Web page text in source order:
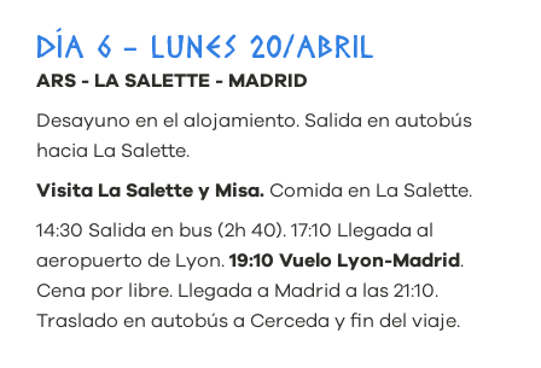
DÍA 6 - LUNES 20/ABRIL
ARS - LA SALETTE - MADRID
Desayuno en el alojamiento. Salida en autobús
hacia La Salette.
Visita La Salette y Misa. Comida en La Salette.
14:30 Salida en bus (2h 40). 17:10 Llegada al
aeropuerto de Lyon. 19:10 Vuelo Lyon-Madrid .
Cena por libre. Llegada a Madrid a las 21:10.
Traslado en autobús a Cerceda y fin del viaje.